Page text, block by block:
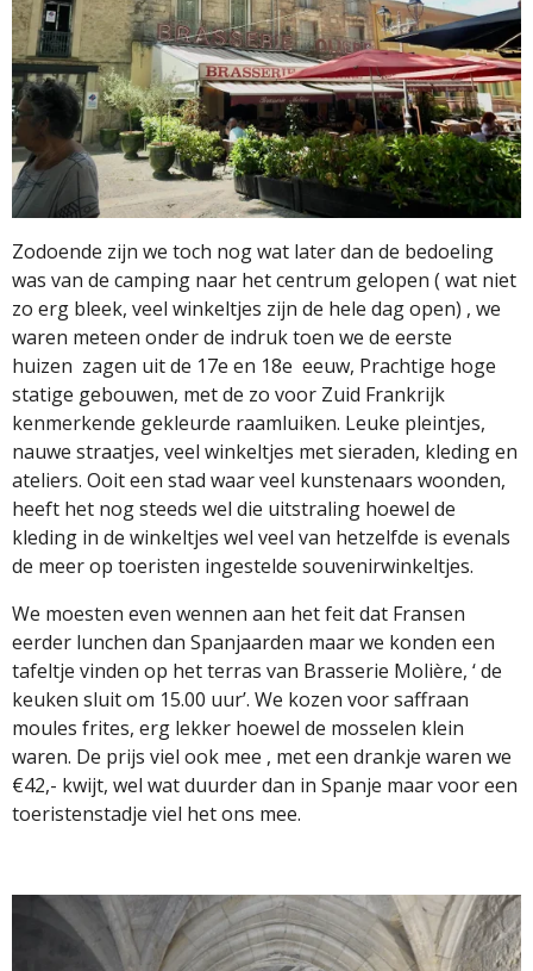
Zodoende zijn we toch nog wat later dan de bedoeling
was van de camping naar het centrum gelopen ( wat niet
zo erg bleek, veel winkeltjes zijn de hele dag open) , we
waren meteen onder de indruk toen we de eerste
huizen zagen uit de 17e en 18e eeuw, Prachtige hoge
statige gebouwen, met de zo voor Zuid Frankrijk
kenmerkende gekleurde raamluiken. Leuke pleintjes,
nauwe straatjes, veel winkeltjes met sieraden, kleding en
ateliers. Ooit een stad waar veel kunstenaars woonden,
heeft het nog steeds wel die uitstraling hoewel de
kleding in de winkeltjes wel veel van hetzelfde is evenals
de meer op toeristen ingestelde souvenirwinkeltjes.
We moesten even wennen aan het feit dat Fransen
eerder lunchen dan Spanjaarden maar we konden een
tafeltje vinden op het terras van Brasserie Molière, ‘ de
keuken sluit om 15.00 uur’. We kozen voor saffraan
moules frites, erg lekker hoewel de mosselen klein
waren. De prijs viel ook mee , met een drankje waren we
€42,- kwijt, wel wat duurder dan in Spanje maar voor een
toeristenstadje viel het ons mee.